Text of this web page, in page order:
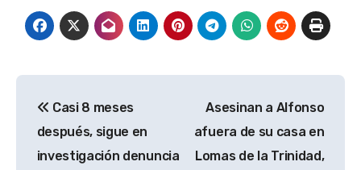
de
entradas
Casi 8 meses
después, sigue en
investigación denuncia
Asesinan a Alfonso
afuera de su casa en
Lomas de la Trinidad,